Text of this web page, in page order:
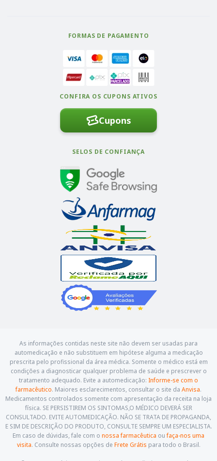
As informações contidas neste site não devem ser usadas para
automedicação e não substituem em hipótese alguma a medicação
prescrita pelo profissional da área médica. Somente o médico está em
condições a diagnosticar qualquer problema de saúde e prescrever o
tratamento adequado. Evite a automedicação: Informe-se com o
farmacêutico. Maiores esclarecimentos, consultar o site da Anvisa.
Medicamentos controlados somente com apresentação da receita na loja
física. SE PERSISTIREM OS SINTOMAS,O MÉDICO DEVERÁ SER
CONSULTADO. EVITE AUTOMEDICAÇÃO. NÃO SE TRATA DE PROPAGANDA,
E SIM DE DESCRIÇÃO DO PRODUTO, CONSULTE SEMPRE UM ESPECIALISTA.
Em caso de dúvidas, fale com o nossa farmacêutica oufaça-nos uma
visita. Consulte nossas opções de Frete Grátis para todo o Brasil.
FORMAS DE PAGAMENTO
CONFIRA OS CUPONS ATIVOS
Cupons
SELOS DE CONFIANÇA